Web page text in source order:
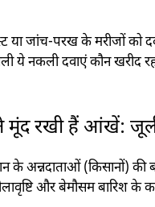
या जांच-परख के मरीजों को
ये नकली दवाएं कौन
ने मूंद रखी हैं आंखें:
के अन्नदाताओं (किसानों) की
और बेमौसम बारिश के